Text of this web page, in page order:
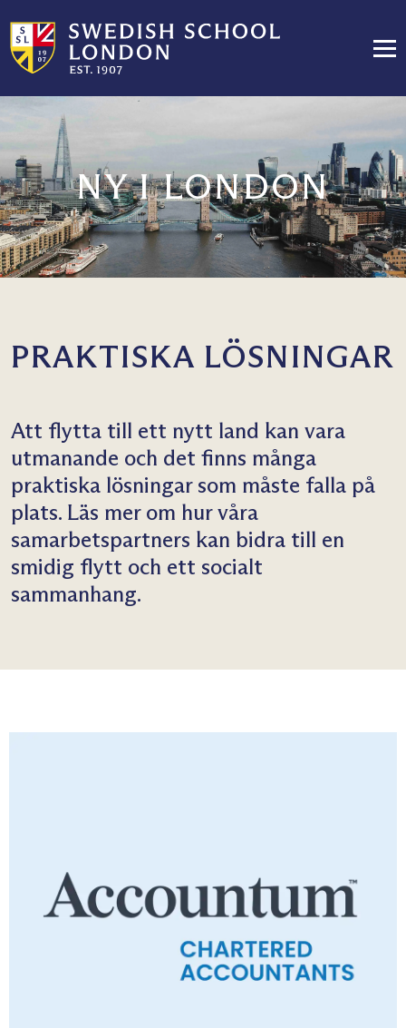
NY I LONDON
PRAKTISKA LÖSNINGAR
Att flytta till ett nytt land kan vara
utmanande och det finns många
praktiska lösningar som måste falla på
plats. Läs mer om hur våra
samarbetspartners kan bidra till en
smidig flytt och ett socialt
sammanhang.